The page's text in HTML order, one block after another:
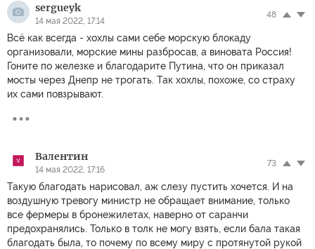
sergueyk
14 мая 2022, 17:14
48
Всё как всегда - хохлы сами себе морскую блокаду
организовали, морские мины разбросав, а виновата Россия!
Гоните по железке и благодарите Путина, что он приказал
мосты через Днепр не трогать. Так хохлы, похоже, со страху
их сами повзрывают.
Валентин
14 мая 2022, 17:16
73
Такую благодать нарисовал, аж слезу пустить хочется. И на
воздушную тревогу министр не обращает внимание, только
все фермеры в бронежилетах, наверно от саранчи
предохранялись. Только в толк не могу взять, если бала такая
благодать была, то почему по всему миру с протянутой рукой